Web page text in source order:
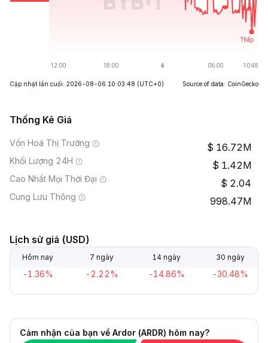
Cập nhật lần cuối: 2026-08-06 10:03:48 (UTC+0) Source of data: CoinGecko
Thống Kê Giá
Vốn Hoá Thị Trường 16.72M
Khối Lượng 24H 1.42M
Cao Nhất Mọi Thời Đại 2.04
Cung Lưu Thông 998.47M
Lịch sử giá (USD)
Hôm nay 7 ngày 14 ngày 30 ngày
-1.36% -2.22% -14.86% -30.48%
Cảm nhận của bạn về Ardor (ARDR) hôm nay?